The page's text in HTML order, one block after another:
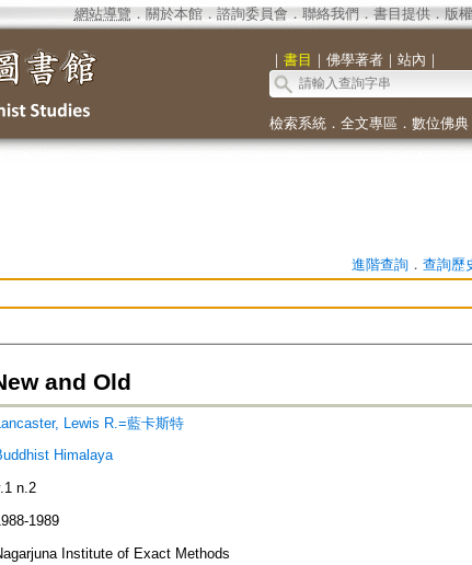
網站導覽 ． 關於本館． 諮詢委員會． 聯絡我們 ． 書目提供． 版
｜ 書目 ｜ 佛學著者｜ 站內 ｜
檢索系統． 全文專區 ． 數位佛典
進階查詢． 查詢歷
and Old
Lewis R.=藍卡斯特
Himalaya
n.2
1989
Institute of Exact Methods